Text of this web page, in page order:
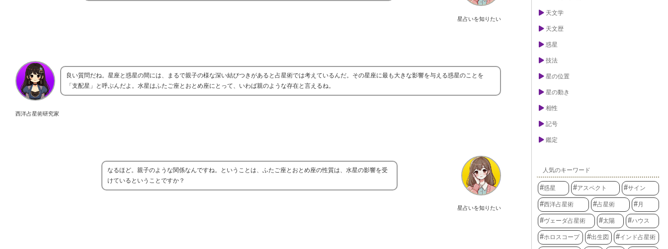
星占いを知りたい
西洋占星術研究家
良い質問だね。星座と惑星の間には、まるで親子の様な深い結びつきがあると占星術では考えているんだ。その星座に最も大きな影響を与える惑星のことを
「支配星」と呼ぶんだよ。水星はふたご座とおとめ座にとって、いわば親のような存在と言えるね。
星占いを知りたい
なるほど。親子のような関係なんですね。ということは、ふたご座とおとめ座の性質は、水星の影響を受
けているということですか？
天文学
天文歴
惑星
技法
星の位置
星の動き
相性
記号
鑑定
人気のキーワード
惑星 アスペクト サイン
西洋占星術 占星術 月
ヴェーダ占星術 太陽 ハウス
ホロスコープ 出生図 インド占星術